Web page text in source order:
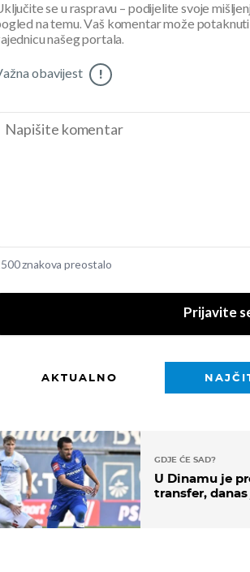
se u raspravu – podijelite svoje
na temu. Vaš komentar može
našeg portala.
obavijest !
znakova preostalo
Prijavite
AKTUALNO
GDJE ĆE SAD?
U Dinamu je
transfer,